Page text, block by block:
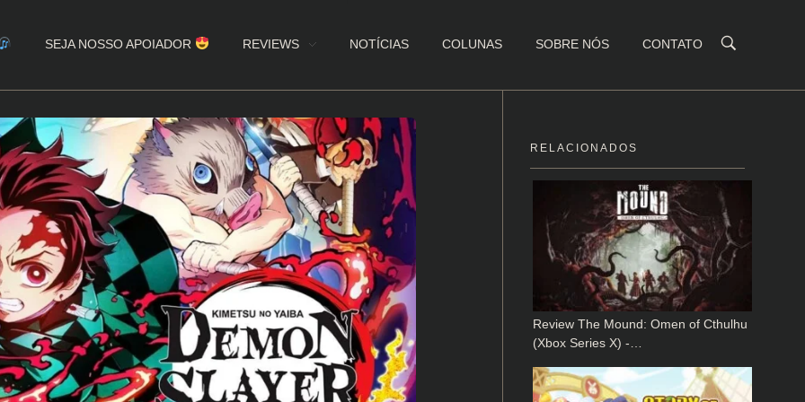
SEJA NOSSO APOIADOR REVIEWS NOTÍCIAS COLUNAS SOBRE NÓS CONTATO
RELACIONADOS
Review The Mound: Omen of Cthulhu
(Xbox Series X) -…